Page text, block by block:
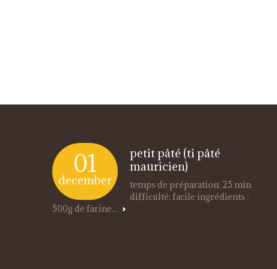
01
december
petit pâté (ti pâté
mauricien)
temps de préparation: 25 min
difficulté: facile ingrédients :
500g de farine...